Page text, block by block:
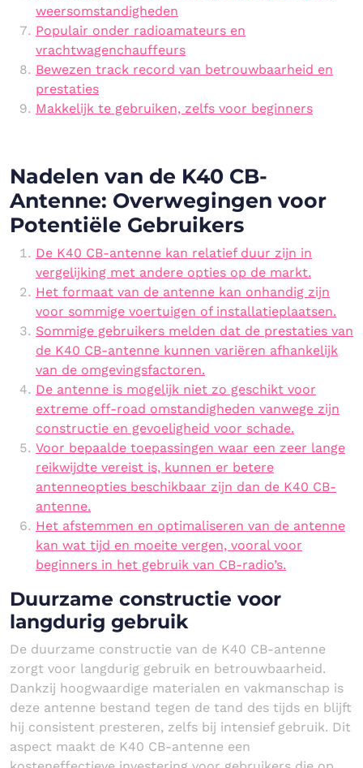
weersomstandigheden
Populair onder radioamateurs en
vrachtwagenchauffeurs
Bewezen track record van betrouwbaarheid en
prestaties
Makkelijk te gebruiken, zelfs voor beginners
Nadelen van de K40 CB-
Antenne: Overwegingen voor
Potentiële Gebruikers
De K40 CB-antenne kan relatief duur zijn in
vergelijking met andere opties op de markt.
Het formaat van de antenne kan onhandig zijn
voor sommige voertuigen of installatieplaatsen.
Sommige gebruikers melden dat de prestaties van
de K40 CB-antenne kunnen variëren afhankelijk
van de omgevingsfactoren.
De antenne is mogelijk niet zo geschikt voor
extreme off-road omstandigheden vanwege zijn
constructie en gevoeligheid voor schade.
Voor bepaalde toepassingen waar een zeer lange
reikwijdte vereist is, kunnen er betere
antenneopties beschikbaar zijn dan de K40 CB-
antenne.
Het afstemmen en optimaliseren van de antenne
kan wat tijd en moeite vergen, vooral voor
beginners in het gebruik van CB-radio’s.
Duurzame constructie voor
langdurig gebruik
De duurzame constructie van de K40 CB-antenne
zorgt voor langdurig gebruik en betrouwbaarheid.
Dankzij hoogwaardige materialen en vakmanschap is
deze antenne bestand tegen de tand des tijds en blijft
hij consistent presteren, zelfs bij intensief gebruik. Dit
aspect maakt de K40 CB-antenne een